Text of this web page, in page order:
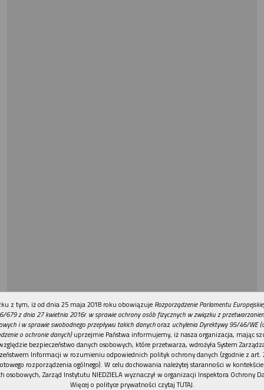
REKLAMA
z tym, iż od dnia 25 maja 2018 roku obowiązuje Rozporządzenie Parlamentu
679 z dnia 27 kwietnia 2016r. w sprawie ochrony osób fizycznych w związku z
i w sprawie swobodnego przepływu takich danychoraz uchylenia Dyrektywy 95/46/WE
o ochronie danych)uprzejmie Państwa informujemy, iż nasza organizacja, mając
bezpieczeństwo danych osobowych, które przetwarza, wdrożyła System
Informacji w rozumieniu odpowiednich polityk ochrony danych (zgodnie z art.
rozporządzenia ogólnego). W celu dochowania należytej staranności w
osobowych, Zarząd Instytutu NIEDZIELA wyznaczył w organizacji Inspektora Ochrony
Więcej o polityce prywatności czytaj TUTAJ.